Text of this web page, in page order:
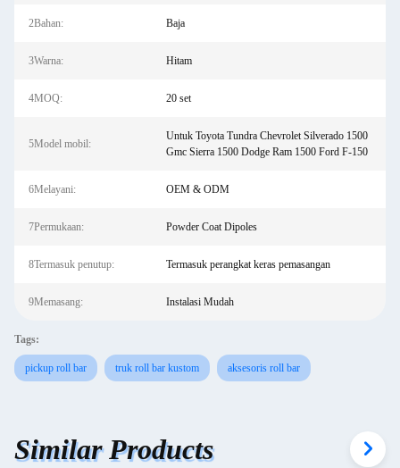
2Bahan: Baja
3Warna: Hitam
4MOQ: 20 set
5Model mobil:
Untuk Toyota Tundra Chevrolet Silverado 1500
Gmc Sierra 1500 Dodge Ram 1500 Ford F-150
6Melayani: OEM & ODM
7Permukaan: Powder Coat Dipoles
8Termasuk penutup: Termasuk perangkat keras pemasangan
9Memasang: Instalasi Mudah
Tags:
pickup roll bar truk roll bar kustom aksesoris roll bar
Similar Products